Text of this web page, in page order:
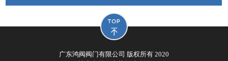
广东鸿阀阀门有限公司 版权所有 2020